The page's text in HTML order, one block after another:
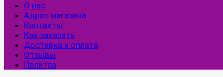
О нас
Адрес магазина
Контакты
Как заказать
Доставка и оплата
Отзывы
Палитра